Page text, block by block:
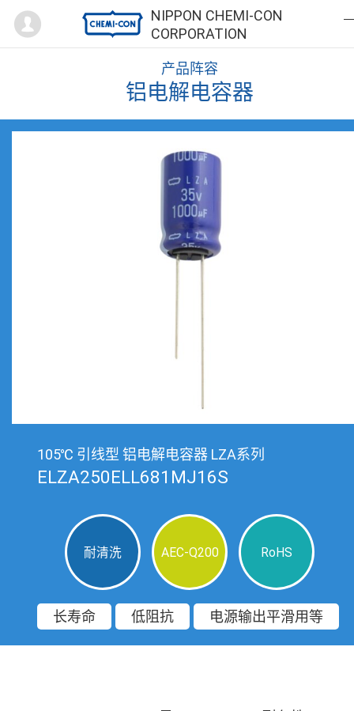
NIPPON CHEMI-CON
CORPORATION
Mypage
产品阵容
铝电解电容器
105℃ 引线型 铝电解电容器 LZA系列
ELZA250ELL681MJ16S
耐清洗 AEC-Q200 RoHS
长寿命 低阻抗 电源输出平滑用等